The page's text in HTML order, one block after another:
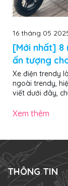
16 tháng 05
[Mới nhất] 8
ấn tượng
Xe điện trendy
ngoài trendy,
viết dưới đây,
chọn được chiếc
nhân 1. 4 mẫu
Dưới đây...
Xem thêm
THÔNG TIN